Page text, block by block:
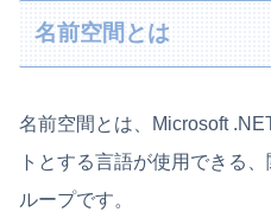
名前空間とは
名前空間とは、Microsoft
トとする言語が使用できる
ループです。